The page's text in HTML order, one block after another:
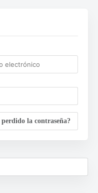
perdido la contraseña?